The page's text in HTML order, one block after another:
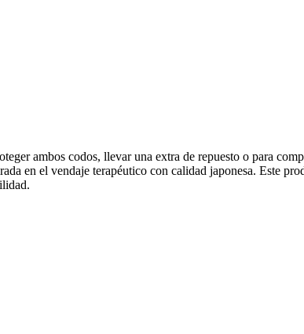
ambos codos, llevar una extra de repuesto o para
en el vendaje terapéutico con calidad japonesa. Este